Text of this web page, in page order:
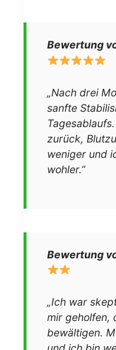
Bewertung
„Nach drei
sanfte
zurück,
weniger und
wohler.”
Bewertung
„Ich war
mir geholfen,
bewältigen.